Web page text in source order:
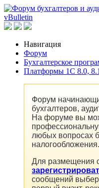
Навигация
Форум
Бухгалтерское
Платформы 1C 8.0,
Форум
бухгалтеров,
На форуме вы
любых вопросах
налогообложения.
Для размещения
сообщений